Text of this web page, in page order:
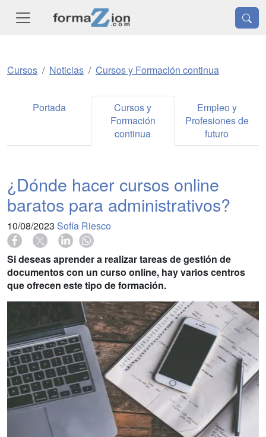
Cursos Noticias Cursos y Formación continua
Portada
Cursos y
Formación
continua
Empleo y
Profesiones de
futuro
¿Dónde hacer cursos online
baratos para administrativos?
10/08/2023 Sofía Riesco
Si deseas aprender a realizar tareas de gestión de
documentos con un curso online, hay varios centros
que ofrecen este tipo de formación.